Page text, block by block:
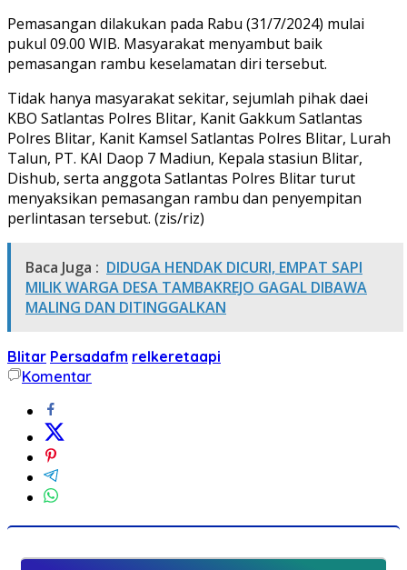
Pemasangan dilakukan pada Rabu (31/7/2024) mulai
pukul 09.00 WIB. Masyarakat menyambut baik
pemasangan rambu keselamatan diri tersebut.
Tidak hanya masyarakat sekitar, sejumlah pihak daei
KBO Satlantas Polres Blitar, Kanit Gakkum Satlantas
Polres Blitar, Kanit Kamsel Satlantas Polres Blitar, Lurah
Talun, PT. KAI Daop 7 Madiun, Kepala stasiun Blitar,
Dishub, serta anggota Satlantas Polres Blitar turut
menyaksikan pemasangan rambu dan penyempitan
perlintasan tersebut. (zis/riz)
Baca Juga : DIDUGA HENDAK DICURI, EMPAT SAPI
MILIK WARGA DESA TAMBAKREJO GAGAL DIBAWA
MALING DAN DITINGGALKAN
Blitar Persadafm relkeretaapi
Komentar